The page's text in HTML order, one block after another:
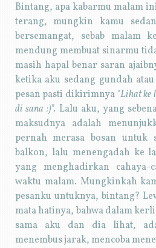
Bintang, apa kabarmu malam
terang, mungkin kamu
bersemangat, sebab malam
mendung membuat sinarmu
masih hapal benar saran
ketika aku sedang gundah
pesan pasti dikirimnya "Lihat ke
di sana :)". Lalu aku, yang
maksudnya adalah
pernah merasa bosan untuk
balkon, lalu menengadah ke
yang menghadirkan cahaya-
waktu malam. Mungkinkah
pesanku untuknya, bintang?
mata hatinya, bahwa dalam
sama aku dan dia lihat,
menembus jarak, mencoba